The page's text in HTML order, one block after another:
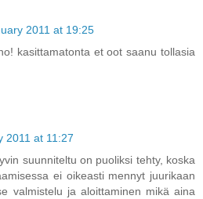
2011 at 19:25
kasittamatonta et oot saanu tollasia
2011 at 11:27
suunniteltu on puoliksi tehty, koska
ei oikeasti mennyt juurikaan
valmistelu ja aloittaminen mikä aina